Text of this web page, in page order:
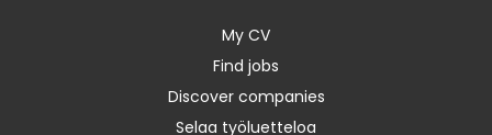
My CV
Find jobs
Discover companies
Selaa työluetteloa